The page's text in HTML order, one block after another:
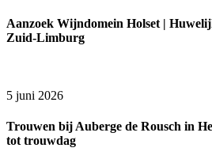
Aanzoek Wijndomein Holset |
Zuid-Limburg
5 juni 2026
Trouwen bij Auberge de Rousch in
tot trouwdag